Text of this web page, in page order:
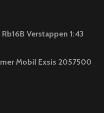
Verstappen 1:43
Mobil Exsis 2057500